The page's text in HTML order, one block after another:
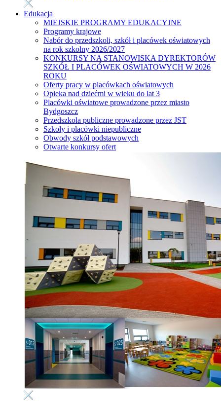
Edukacja
MIEJSKIE PROGRAMY EDUKACYJNE
Programy krajowe
Nabór do przedszkoli, szkół i placówek oświatowych
na rok szkolny 2026/2027
KONKURSY NA STANOWISKA DYREKTORÓW
SZKÓŁ I PLACÓWEK OŚWIATOWYCH W 2026
ROKU
Oferty pracy w placówkach oświatowych
Opieka nad dziećmi w wieku do lat 3
Placówki oświatowe prowadzone przez miasto
Bydgoszcz
Przedszkola publiczne prowadzone przez JST
Szkoły i placówki niepubliczne
Obwody szkół podstawowych
Otwarte konkursy ofert